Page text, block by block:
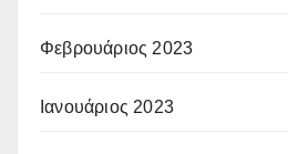
Φεβρουάριος 2023
Ιανουάριος 2023